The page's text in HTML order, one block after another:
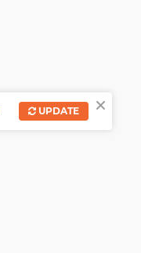
×
UPDATE